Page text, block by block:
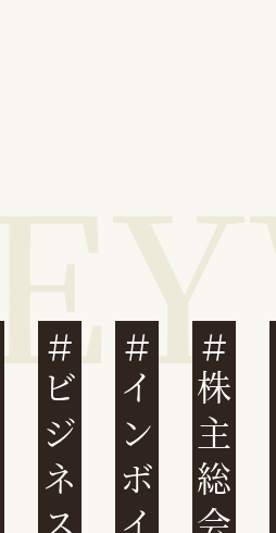
株主総会